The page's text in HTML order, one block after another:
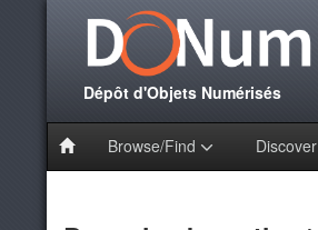
Dépôt d'Objets Numérisés
Browse/Find